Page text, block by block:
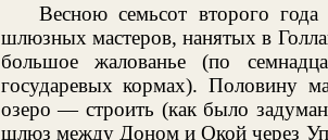
Весною семьсот второго
шлюзных мастеров, нанятых в
большое жалованье (по
государевых кормах). Половину
озеро — строить (как было
шлюз между Доном и Окой через